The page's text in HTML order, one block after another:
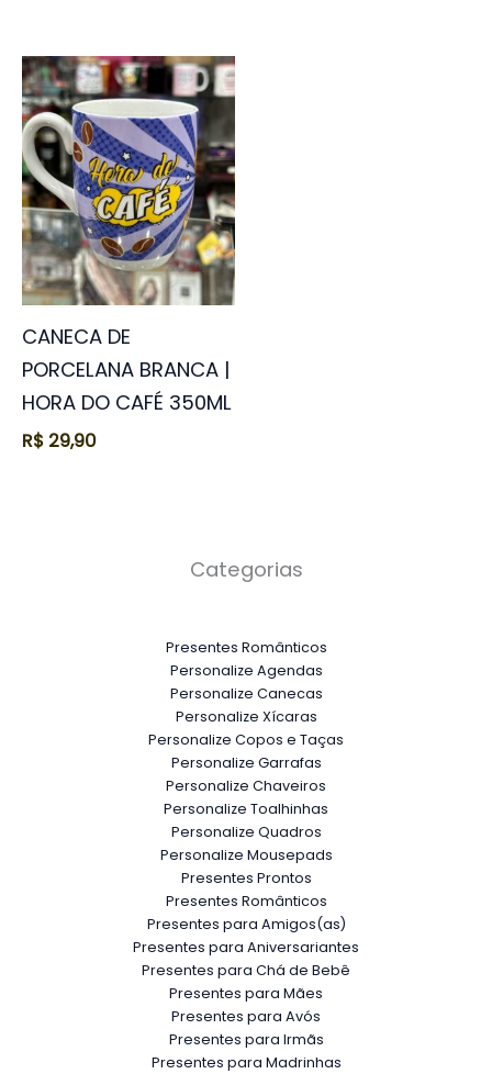
CANECA DE
PORCELANA BRANCA |
HORA DO CAFÉ 350ML
R$ 29,90
Categorias
Presentes Românticos
Personalize Agendas
Personalize Canecas
Personalize Xícaras
Personalize Copos e Taças
Personalize Garrafas
Personalize Chaveiros
Personalize Toalhinhas
Personalize Quadros
Personalize Mousepads
Presentes Prontos
Presentes Românticos
Presentes para Amigos(as)
Presentes para Aniversariantes
Presentes para Chá de Bebê
Presentes para Mães
Presentes para Avós
Presentes para Irmãs
Presentes para Madrinhas